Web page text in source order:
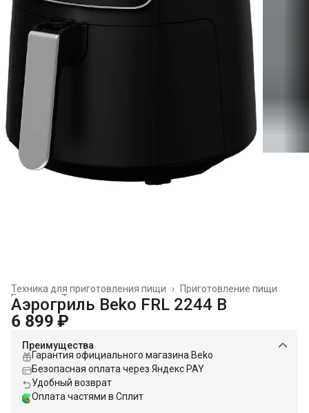
Приготовление пищи
Техника для приготовления пищи
›
Техника для кухни ›
Главная ›
Аэрогриль Beko FRL 2244 B
6 899 ₽
Преимущества
Гарантия официального магазина Beko
Безопасная оплата через Яндекс PAY
Удобный возврат
Оплата частями в Сплит